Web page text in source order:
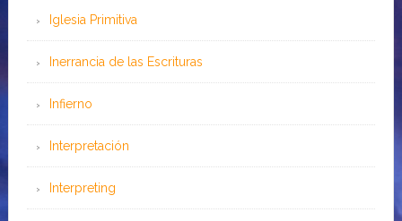
Iglesia Primitiva
Inerrancia de las Escrituras
Infierno
Interpretación
Interpreting